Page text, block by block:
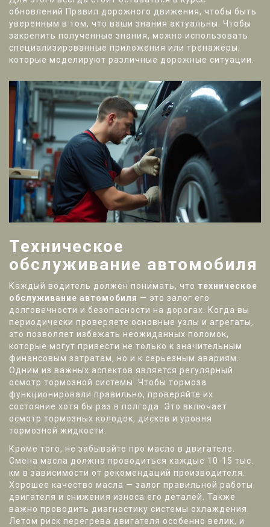
обновлений Правил дорожного движения, чтобы быть
уверенным в том, что ваши знания актуальны. Чтобы
закрепить полученные знания, можно использовать
специализированные приложения или тренажёры,
которые моделируют различные дорожные ситуации.
Техническое
обслуживание автомобиля
Каждый водитель должен понимать, что техническое
обслуживание автомобиля — это залог его
долговечности и безопасности на дорогах. Когда вы
периодически проверяете основные узлы и агрегаты,
это позволяет избежать неожиданных поломок,
которые могут привести не только к значительным
финансовым затратам, но и к серьезным авариям.
Одним из важных аспектов является регулярный
осмотр тормозной системы. Чтобы тормоза
функционировали правильно, проверяйте их
состояние хотя бы раз в полгода. Это включает
осмотр тормозных колодок, дисков и уровня
тормозной жидкости.
Кроме того, не забывайте про масло в двигателе.
Смена масла должна проводиться каждые 10-15 тыс.
км в зависимости от рекомендаций производителя.
Хорошее качество масла — залог правильной работы
двигателя и снижения износа его деталей. Также
важно проводить диагностику системы охлаждения.
Летом риск перегрева двигателя особенно велик, и